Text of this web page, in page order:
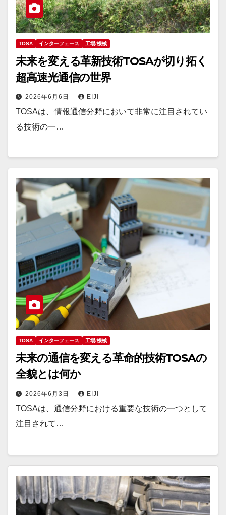
TOSA インターフェース 工場/機械
未来を変える革新技術TOSAが切り拓く
超高速光通信の世界
2026年6月6日 EIJI
TOSAは、情報通信分野において非常に注目されてい
る技術の一…
TOSA インターフェース 工場/機械
未来の通信を変える革命的技術TOSAの
全貌とは何か
2026年6月3日 EIJI
TOSAは、通信分野における重要な技術の一つとして
注目されて…